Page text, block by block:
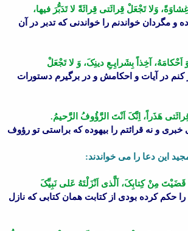
وَلا تَجْعَلْ قِرائَتى قِرائَةً لا تَدَبُّرَ فیها،
و مگردان خواندنم را خواندنى که تدبر در آن
اَحْکامَهُ، آخِذاً بِشَرایِـعِ دینِکَ، وَ لا تَجْعَلْ
کنم در آیات و احکامش و در برگیرم دستورات
هَذَراً، اِنَّکَ اَنْتَ الرَّؤُوفُ الرَّحیمُ.
و نه قرائتم را بیهوده که براستى تو رؤوف
این دعا را مى خواندند:
قَضَیْتَ مِنْ کِتابِکَ، اَلَّذى اَنْزَلْتَهُ عَلى نَبِیِّکَ
را حکم کرده بودى از کتابت همان کتابى که نازل